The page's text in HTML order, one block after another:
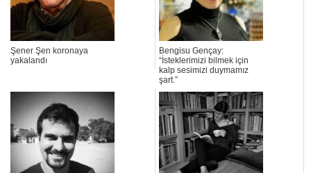
Şener Şen koronaya
yakalandı
Bengisu Gençay:
“İsteklerimizi bilmek için
kalp sesimizi duymamız
şart.”